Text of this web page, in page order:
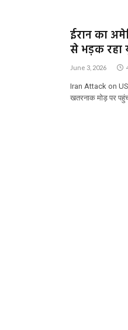
ईरान का
से भड़क रहा
June 3, 2026
Iran Attack on US
खतरनाक मोड़ पर